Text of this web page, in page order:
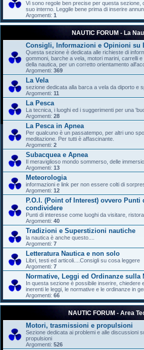
Vi sono regole ben precise per questa sezione,
suo interno. Leggile bene prima di inserire
Argomenti: 1
NAUTIC FORUM - La
Consigli, Informazioni e Opinioni su
Questa sezione è dedicata alle richieste di
gommoni, barche a vela, motori marini, carrelli
della nautica, per un corretto orientamento
Argomenti: 369
La Vela
sezione dedicata alla barca a vela da diporto e
Argomenti: 11
La Pesca
La tecnica, i luoghi ed i suggerimenti per una
Argomenti: 28
La Pesca in Apnea
Per qualcuno è un passatempo, per altri uno
meditazione. Per tutti è affascinante.
Argomenti: 2
Subacquea e Apnea
Il meraviglioso mondo sommerso, delle
Argomenti: 13
Meteorologia
informazioni e link per non essere colti di
Argomenti: 12
P.O.I. (Point of Interest) ovvero Punti
condividere
Punti di interesse come luoghi da visitare,
Argomenti: 40
Tradizioni e Superstizioni nautiche
la nautica è anche questo....
Argomenti: 7
Letteratura Nautica e non solo
Libri, testi ed articoli....Consigli su cosa leggere
Argomenti: 7
Normative, Leggi ed Ordinanze sulla
In questa sezione è possibile inserire, chiedere
inerenti le leggi, le normative e le ordinanze in
Argomenti: 66
NAUTIC FORUM - Area
Motori, trasmissioni e propulsioni
Sezione dedicata ai problemi e alle discussioni
propulsioni
Argomenti: 526